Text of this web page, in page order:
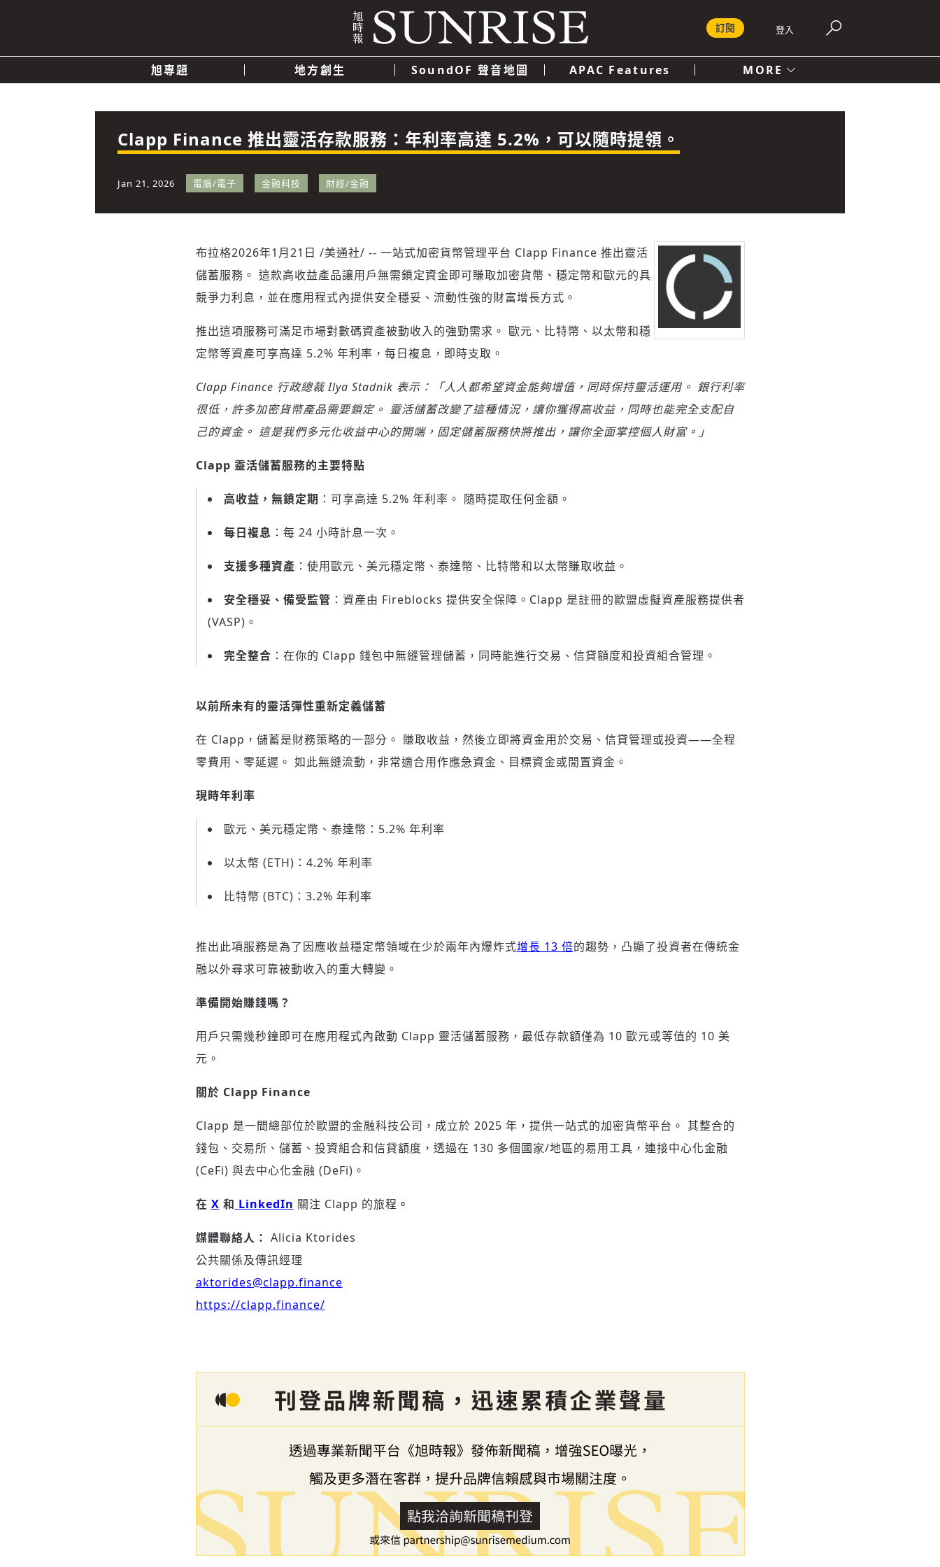
登入
訂閱
旭專題 地方創生 SoundOF 聲音地圖 APAC Features MORE
快速連結
經濟 科技 社會
登入或註冊
輸入 Email 驗證碼
Clapp Finance 推出靈活存款服務：年利率高達 5.2%，可以隨時提領。
Jan 21, 2026 電腦/電子 金融科技 財經/金融
布拉格2026年1月21日 /美通社/ -- 一站式加密貨幣管理平台 Clapp Finance 推出靈活
儲蓄服務。 這款高收益產品讓用戶無需鎖定資金即可賺取加密貨幣、穩定幣和歐元的具
競爭力利息，並在應用程式內提供安全穩妥、流動性強的財富增長方式。
推出這項服務可滿足市場對數碼資產被動收入的強勁需求。 歐元、比特幣、以太幣和穩
定幣等資產可享高達 5.2% 年利率，每日複息，即時支取。
Clapp Finance 行政總裁Ilya Stadnik 表示：「人人都希望資金能夠增值，同時保持靈活運用。 銀行利率
很低，許多加密貨幣產品需要鎖定。 靈活儲蓄改變了這種情況，讓你獲得高收益，同時也能完全支配自
己的資金。 這是我們多元化收益中心的開端，固定儲蓄服務快將推出，讓你全面掌控個人財富。」
Clapp 靈活儲蓄服務的主要特點
高收益，無鎖定期 ：可享高達 5.2% 年利率。 隨時提取任何金額。
每日複息 ：每 24 小時計息一次。
支援多種資產 ：使用歐元、美元穩定幣、泰達幣、比特幣和以太幣賺取收益。
安全穩妥、備受監管 ：資產由 Fireblocks 提供安全保障。Clapp 是註冊的歐盟虛擬資產服務提供者
(VASP)。
完全整合 ：在你的 Clapp 錢包中無縫管理儲蓄，同時能進行交易、信貸額度和投資組合管理。
以前所未有的靈活彈性重新定義儲蓄
在 Clapp，儲蓄是財務策略的一部分。 賺取收益，然後立即將資金用於交易、信貸管理或投資——全程
零費用、零延遲。 如此無縫流動，非常適合用作應急資金、目標資金或閒置資金。
現時年利率
歐元、美元穩定幣、泰達幣：5.2% 年利率
以太幣 (ETH)：4.2% 年利率
比特幣 (BTC)：3.2% 年利率
推出此項服務是為了因應收益穩定幣領域在少於兩年內爆炸式增長 13 倍的趨勢，凸顯了投資者在傳統金
融以外尋求可靠被動收入的重大轉變。
準備開始賺錢嗎？
用戶只需幾秒鐘即可在應用程式內啟動 Clapp 靈活儲蓄服務，最低存款額僅為 10 歐元或等值的 10 美
元。
關於 Clapp Finance
Clapp 是一間總部位於歐盟的金融科技公司，成立於 2025 年，提供一站式的加密貨幣平台。 其整合的
錢包、交易所、儲蓄、投資組合和信貸額度，透過在 130 多個國家/地區的易用工具，連接中心化金融
(CeFi) 與去中心化金融 (DeFi)。
在 X 和 LinkedIn 關注 Clapp 的旅程 。
媒體聯絡人： Alicia Ktorides
公共關係及傳訊經理
aktorides@clapp.finance
https://clapp.finance/